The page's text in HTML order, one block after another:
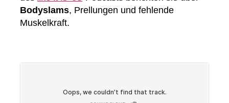
Bodyslams, Prellungen und fehlende
Muskelkraft.